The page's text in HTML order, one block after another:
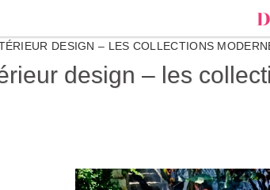
DESIGN – LES COLLECTIONS
design – les